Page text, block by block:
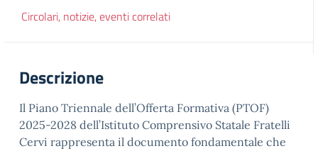
Circolari, notizie, eventi correlati
Descrizione
Il Piano Triennale dell’Offerta Formativa (PTOF)
2025-2028 dell’Istituto Comprensivo Statale Fratelli
Cervi rappresenta il documento fondamentale che